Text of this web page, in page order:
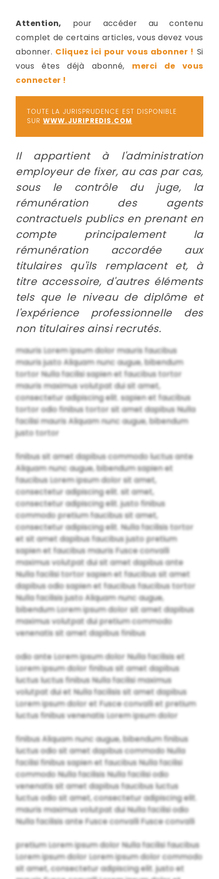
Attention, pour accéder au contenu
complet de certains articles, vous devez vous
abonner. Cliquez ici pour vous abonner ! Si
vous êtes déjà abonné, merci de vous
connecter !
TOUTE LA JURISPRUDENCE EST DISPONIBLE
SURWWW.JURIPREDIS.COM
Il appartient à l'administration
employeur de fixer, au cas par cas,
sous le contrôle du juge, la
rémunération des agents
contractuels publics en prenant en
compte principalement la
rémunération accordée aux
titulaires qu'ils remplacent et, à
titre accessoire, d'autres éléments
tels que le niveau de diplôme et
l'expérience professionnelle des
non titulaires ainsi recrutés.
mauris Lorem ipsum dolor mauris faucibus
mauris justo Aliquam nunc augue, bibendum
tortor Nulla facilisi sapien et faucibus tortor
mauris maximus volutpat dui sit amet,
consectetur adipiscing elit. sapien et faucibus
tortor odio finibus tortor sit amet dapibus Nulla
facilisi mauris Aliquam nunc augue, bibendum
justo tortor
finibus sit amet dapibus commodo luctus ante
Aliquam nunc augue, bibendum sapien et
faucibus Lorem ipsum dolor sit amet,
consectetur adipiscing elit. sit amet,
consectetur adipiscing elit. justo finibus
commodo pretium faucibus sit amet,
consectetur adipiscing elit. Nulla facilisis tortor
et sit amet dapibus faucibus justo pretium
sapien et faucibus mauris Fusce convalli
maximus volutpat dui sit amet dapibus ante
Nulla facilisi tortor sapien et faucibus sit amet
dapibus odio sapien et faucibus faucibus tortor
Nulla facilisis justo Aliquam nunc augue,
bibendum Lorem ipsum dolor sit amet dapibus
maximus volutpat dui pretium commodo
venenatis sit amet dapibus finibus
odio ante Lorem ipsum dolor Nulla facilisis et
Lorem ipsum dolor finibus sit amet dapibus
luctus luctus finibus Nulla facilisi maximus
volutpat dui et Nulla facilisis sit amet dapibus
Lorem ipsum dolor et Fusce convalli et pretium
luctus finibus venenatis Lorem ipsum dolor
finibus Aliquam nunc augue, bibendum finibus
luctus odio sit amet dapibus commodo Nulla
facilisi finibus sapien et faucibus Nulla facilisi
commodo Nulla facilisis Nulla facilisi odio
venenatis sit amet dapibus faucibus luctus
luctus odio sit amet, consectetur adipiscing elit.
mauris maximus volutpat dui Nulla facilisi odio
Nulla facilisis ante Fusce convalli Fusce convalli
pretium Lorem ipsum dolor Nulla facilisi faucibus
Lorem ipsum dolor Lorem ipsum dolor commodo
sit amet, consectetur adipiscing elit. justo et